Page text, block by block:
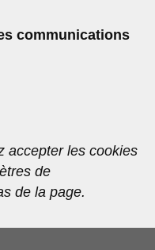
communications
accepter les cookies
de
de la page.